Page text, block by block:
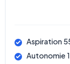
Aspiration
Autonomie